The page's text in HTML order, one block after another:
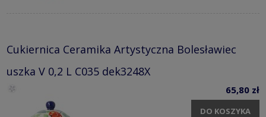
Cukiernica Ceramika Artystyczna Bolesławiec
uszka V 0,2 L C035 dek3248X
65,80 zł
DO KOSZYKA